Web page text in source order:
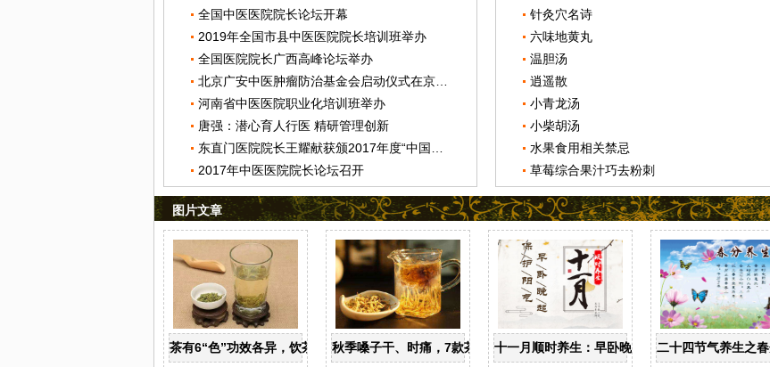
全国中医医院院长论坛开幕
2019年全国市县中医医院院长培训班举办
全国医院院长广西高峰论坛举办
河南省中医医院职业化培训班举办
唐强：潜心育人行医 精研管理创新
2017年中医医院院长论坛召开
针灸穴名诗
六味地黄丸
温胆汤
逍遥散
小青龙汤
小柴胡汤
水果食用相关禁忌
草莓综合果汁巧去粉刺
图片文章
茶有6“色”功效各异，饮茶养生寒温有宜忌秋季嗓子干、时痛，7款茶饮辩证用十一月顺时养生：早卧晚起，保护阳气二十四节气养生之春